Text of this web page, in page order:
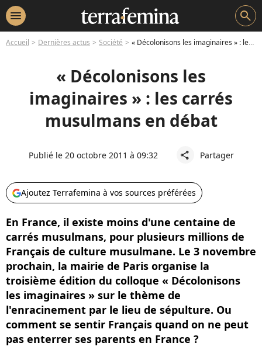
menu search
Accueil Dernières actus Société « Décolonisons les imaginaires » : les carrés musulmans en débat
« Décolonisons les
imaginaires » : les carrés
musulmans en débat
Publié le 20 octobre 2011 à 09:32 share Partager
Ajoutez Terrafemina à vos sources préférées
En France, il existe moins d'une centaine de
carrés musulmans, pour plusieurs millions de
Français de culture musulmane. Le 3 novembre
prochain, la mairie de Paris organise la
troisième édition du colloque « Décolonisons
les imaginaires » sur le thème de
l'enracinement par le lieu de sépulture. Ou
comment se sentir Français quand on ne peut
pas enterrer ses parents en France ?